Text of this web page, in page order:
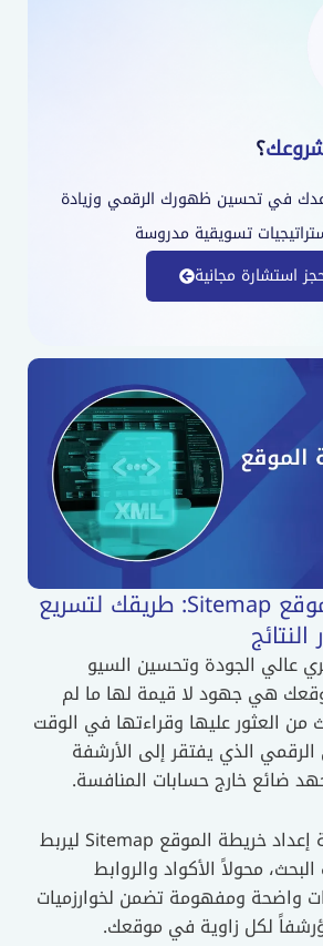
إعداد خريطة الموقع Sitemap: طريقك لتسريع
عالي الجودة وتحسين السيو
هي جهود لا قيمة لها ما لم
من العثور عليها وقراءتها في الوقت
الذي يفتقر إلى الأرشفة
ضائع خارج حسابات المنافسة.
من هنا، تأتي أهمية إعداد خريطة الموقع Sitemap ليربط
محولاً الأكواد والروابط
واضحة ومفهومة تضمن لخوارزميات
لكل زاوية في موقعك.
؟
في تحسين ظهورك الرقمي وزيادة
تسويقية مدروسة
استشارة مجانية